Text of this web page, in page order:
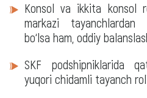
Konsol va ikkita konsol
markazi tayanchlardan
bo‘lsa ham, oddiy
SKF podshipniklarida
yuqori chidamli tayanch